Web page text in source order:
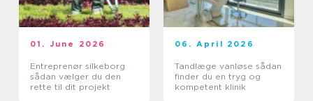
01. June 2026
Entreprenør silkeborg
sådan vælger du den
rette til dit projekt
06. April 2026
Tandlæge vanløse sådan
finder du en tryg og
kompetent klinik